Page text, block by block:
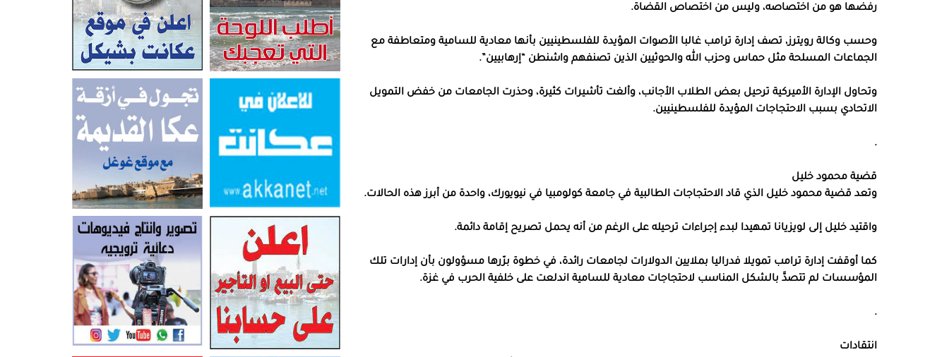
رفضها هو من اختصاصه، وليس من اختصاص القضاة.
وحسب وكالة رويترز، تصف إدارة ترامب غالبا الأصوات المؤيدة للفلسطينيين بأنها معادية للسامية ومتعاطفة مع
الجماعات المسلحة مثل حماس وحزب الله والحوثيين الذين تصنفهم واشنطن “إرهابيين”.
وتحاول الإدارة الأميركية ترحيل بعض الطلاب الأجانب، وألغت تأشيرات كثيرة، وحذرت الجامعات من خفض التمويل
الاتحادي بسبب الاحتجاجات المؤيدة للفلسطينيين.
.
قضية محمود خليل
وتعد قضية محمود خليل الذي قاد الاحتجاجات الطالبية في جامعة كولومبيا في نيويورك، واحدة من أبرز هذه الحالات.
واقتيد خليل إلى لويزيانا تمهيدا لبدء إجراءات ترحيله على الرغم من أنه يحمل تصريح إقامة دائمة.
كما أوقفت إدارة ترامب تمويلا فدراليا بملايين الدولارات لجامعات رائدة، في خطوة برّرها مسؤولون بأن إدارات تلك
المؤسسات لم تتصدَّ بالشكل المناسب لاحتجاجات معادية للسامية اندلعت على خلفية الحرب في غزة.
.
انتقادات